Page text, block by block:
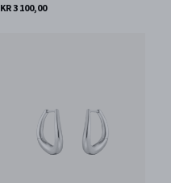
KR 3 100,00